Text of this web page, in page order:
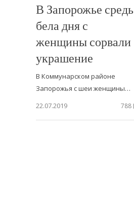
В Запорожье средь
бела дня с
женщины сорвали
украшение
В Коммунарском районе
Запорожья с шеи женщины…
22.07.2019
788